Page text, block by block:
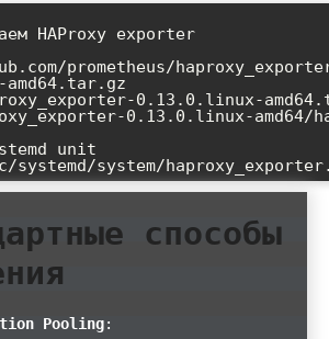
HAProxy exporter
prometheus/
0.13.0.linux-
0.13.0.linux-
unit
systemd/system/
способы
Pooling: